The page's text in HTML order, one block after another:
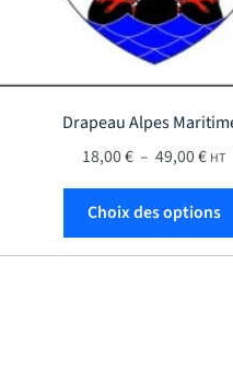
Les options peuvent être
Drapeau Alpes
18,00€ – 49,00€ HT
Choix des options